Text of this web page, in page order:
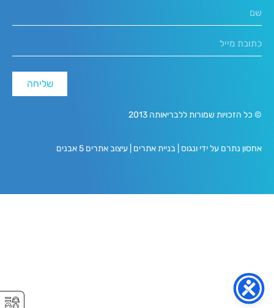
שליחה
© כל הזכויות שמורות ללבריאותה 2013
אחסון נתרם על ידי ונגוס בניית אתרים עיצוב אתרים 5 אבנים
⚥︎